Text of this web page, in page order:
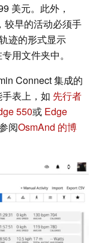
美元。此外，
较早的活动必须手
迹的形式显示
用文件夹中。
Connect 集成的
表上，如 先行者
550或 Edge
阅OsmAnd 的博